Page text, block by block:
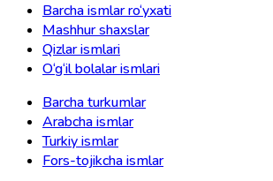
Barcha ismlar ro‘yxati
Mashhur shaxslar
Qizlar ismlari
O‘g‘il bolalar ismlari
Barcha turkumlar
Arabcha ismlar
Turkiy ismlar
Fors-tojikcha ismlar